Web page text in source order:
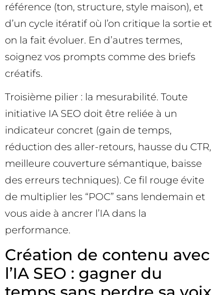
référence (ton, structure, style maison), et
d’un cycle itératif où l’on critique la sortie et
on la fait évoluer. En d’autres termes,
soignez vos prompts comme des briefs
créatifs.
Troisième pilier : la mesurabilité. Toute
initiative IA SEO doit être reliée à un
indicateur concret (gain de temps,
réduction des aller-retours, hausse du CTR,
meilleure couverture sémantique, baisse
des erreurs techniques). Ce fil rouge évite
de multiplier les “POC” sans lendemain et
vous aide à ancrer l’IA dans la
performance.
Création de contenu avec
l’IA SEO : gagner du